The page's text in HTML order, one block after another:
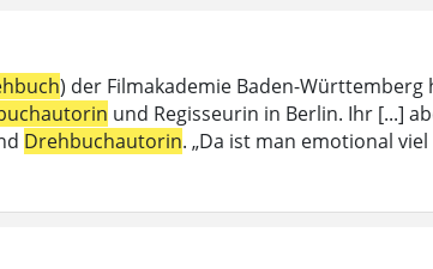
) der Filmakademie Baden-Württemberg
und Regisseurin in Berlin. Ihr [...]
Drehbuchautorin. „Da ist man emotional